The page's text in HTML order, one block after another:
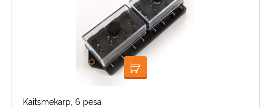
LISA KORVI
Kaitsmekarp, 6 pesa